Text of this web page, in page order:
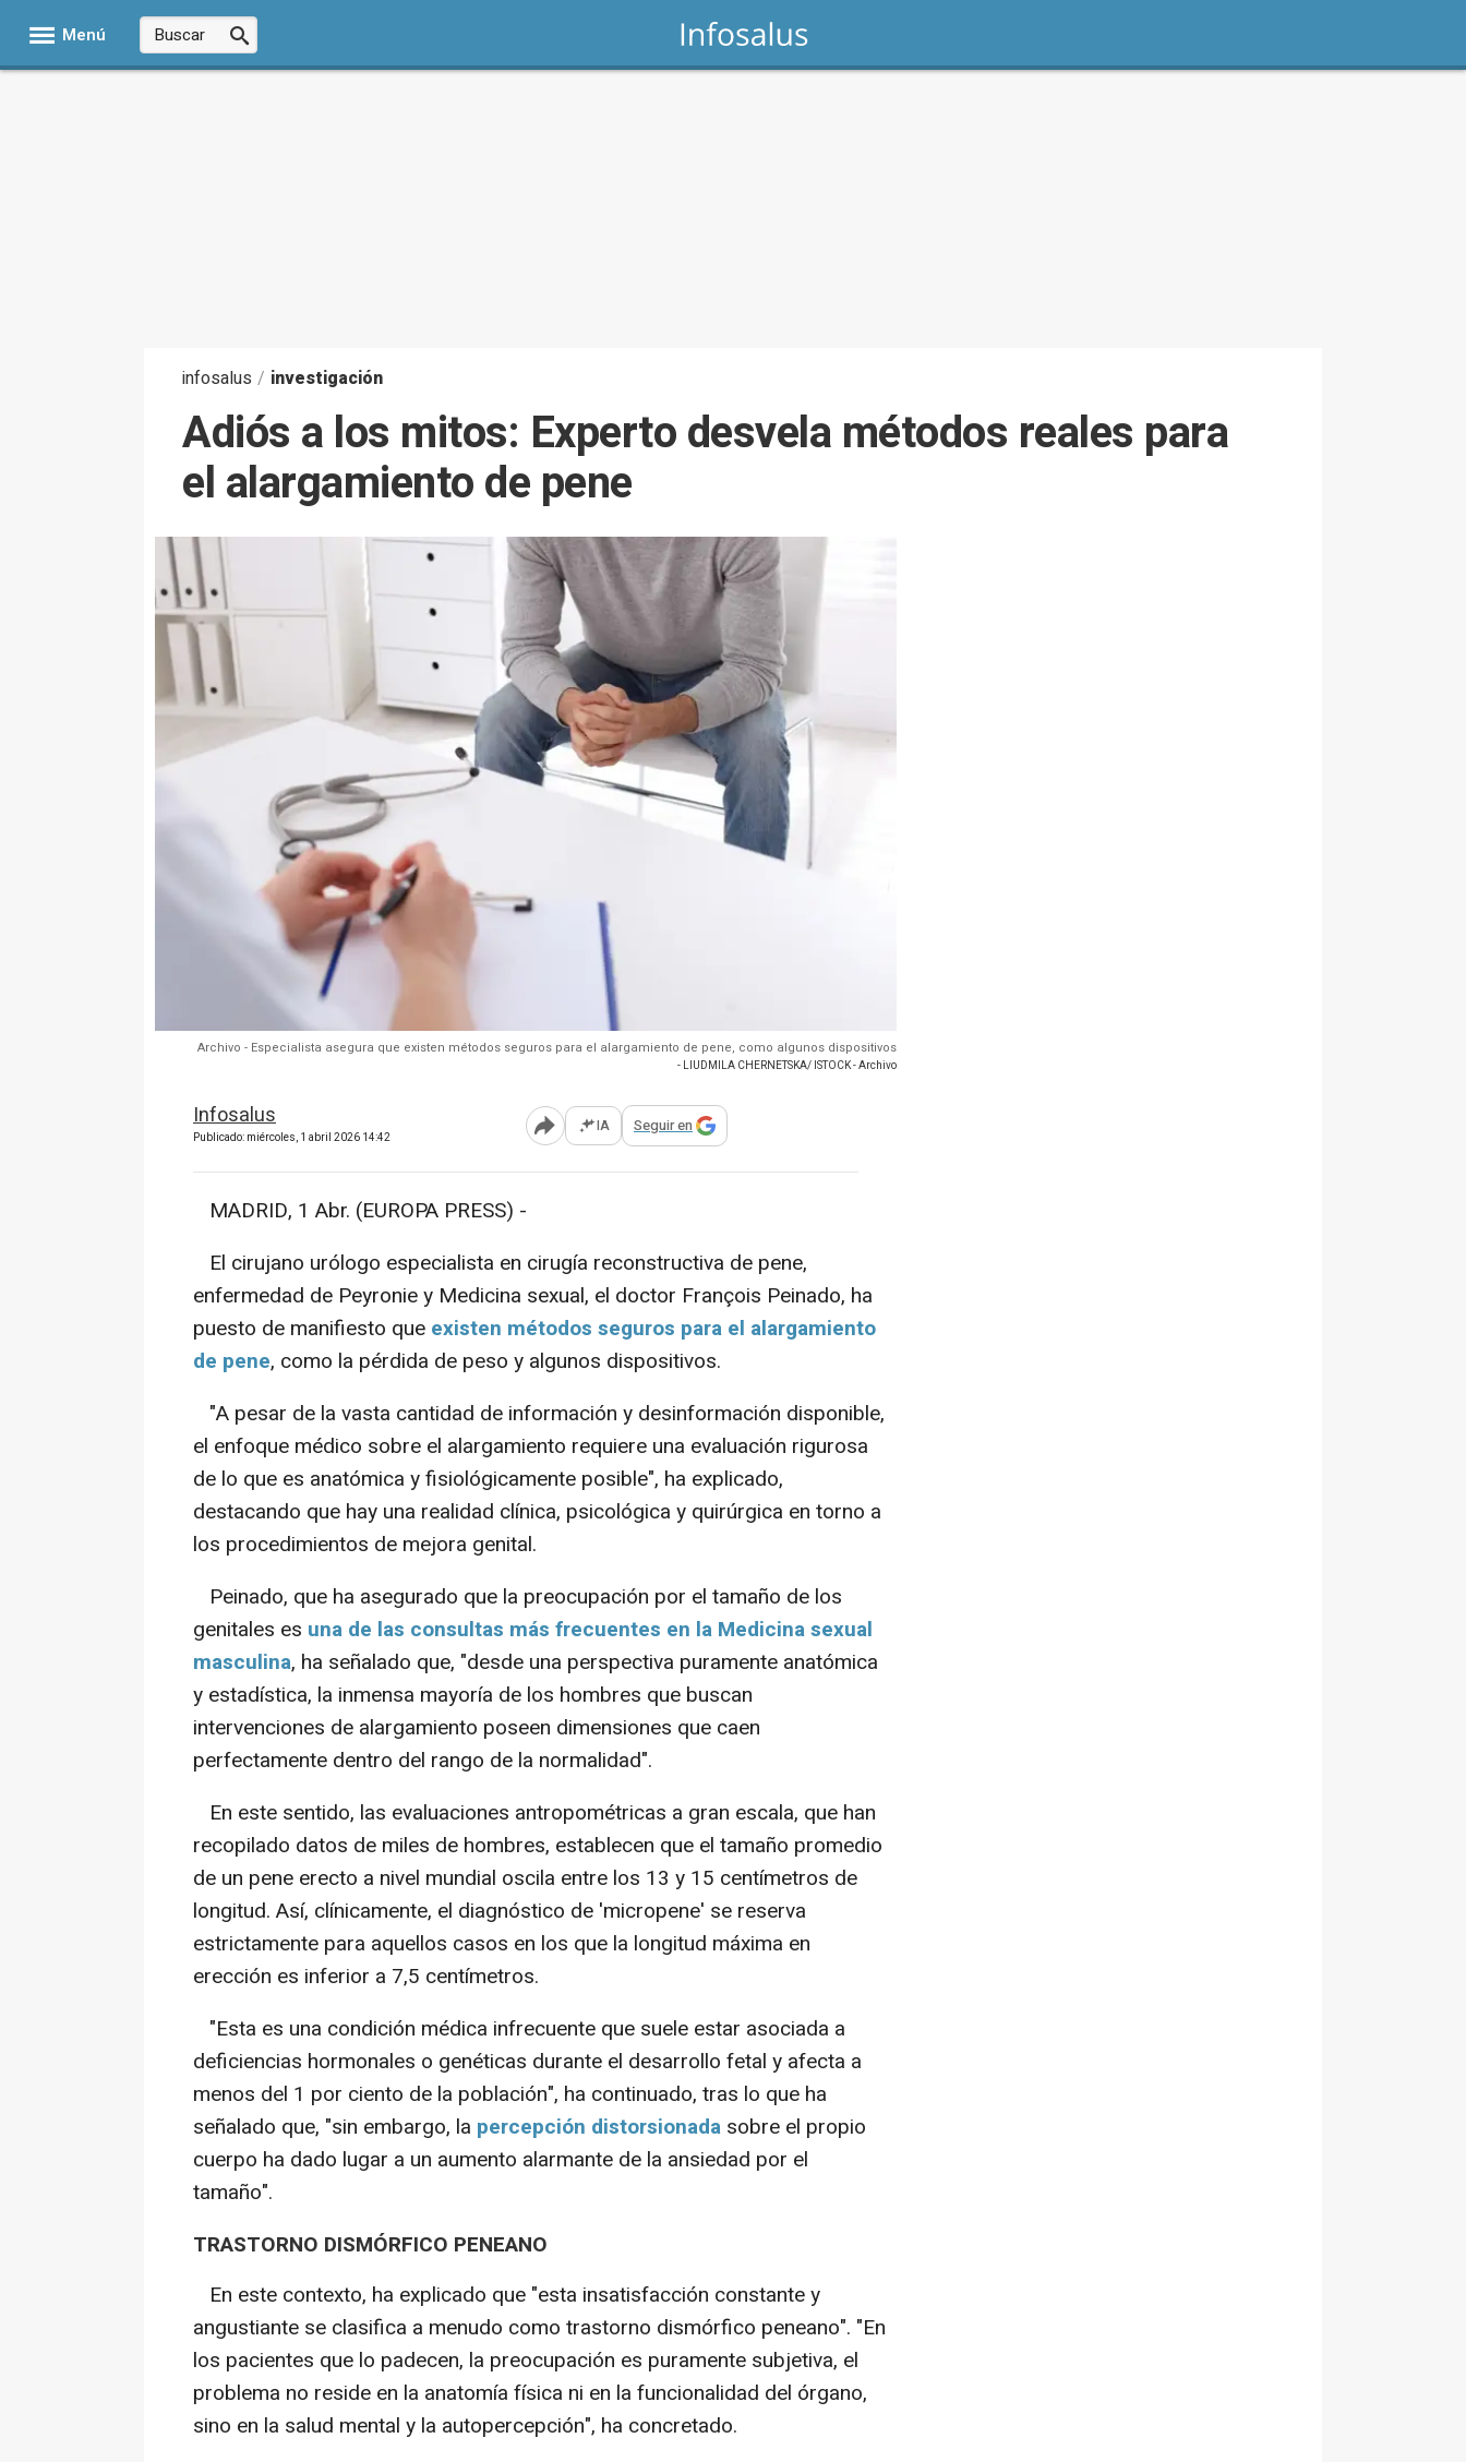
Menú
infosalus / investigación
Adiós a los mitos: Experto desvela métodos reales para
el alargamiento de pene
Archivo - Especialista asegura que existen métodos seguros para el alargamiento de pene, como algunos dispositivos
- LIUDMILA CHERNETSKA/ ISTOCK - Archivo
Infosalus
Publicado: miércoles, 1 abril 2026 14:42 Abrir opciones para compartir
IA Seguir en
MADRID, 1 Abr. (EUROPA PRESS) -
El cirujano urólogo especialista en cirugía reconstructiva de pene,
enfermedad de Peyronie y Medicina sexual, el doctor François Peinado, ha
puesto de manifiesto que existen métodos seguros para el alargamiento
de pene, como la pérdida de peso y algunos dispositivos.
"A pesar de la vasta cantidad de información y desinformación disponible,
el enfoque médico sobre el alargamiento requiere una evaluación rigurosa
de lo que es anatómica y fisiológicamente posible", ha explicado,
destacando que hay una realidad clínica, psicológica y quirúrgica en torno a
los procedimientos de mejora genital.
Peinado, que ha asegurado que la preocupación por el tamaño de los
genitales es una de las consultas más frecuentes en la Medicina sexual
masculina, ha señalado que, "desde una perspectiva puramente anatómica
y estadística, la inmensa mayoría de los hombres que buscan
intervenciones de alargamiento poseen dimensiones que caen
perfectamente dentro del rango de la normalidad".
En este sentido, las evaluaciones antropométricas a gran escala, que han
recopilado datos de miles de hombres, establecen que el tamaño promedio
de un pene erecto a nivel mundial oscila entre los 13 y 15 centímetros de
longitud. Así, clínicamente, el diagnóstico de 'micropene' se reserva
estrictamente para aquellos casos en los que la longitud máxima en
erección es inferior a 7,5 centímetros.
"Esta es una condición médica infrecuente que suele estar asociada a
deficiencias hormonales o genéticas durante el desarrollo fetal y afecta a
menos del 1 por ciento de la población", ha continuado, tras lo que ha
señalado que, "sin embargo, la percepción distorsionada sobre el propio
cuerpo ha dado lugar a un aumento alarmante de la ansiedad por el
tamaño".
TRASTORNO DISMÓRFICO PENEANO
En este contexto, ha explicado que "esta insatisfacción constante y
angustiante se clasifica a menudo como trastorno dismórfico peneano". "En
los pacientes que lo padecen, la preocupación es puramente subjetiva, el
problema no reside en la anatomía física ni en la funcionalidad del órgano,
sino en la salud mental y la autopercepción", ha concretado.